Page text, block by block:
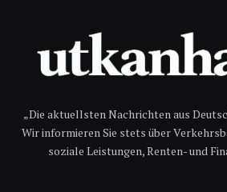
„Die aktuellsten Nachrichten aus
Wir informieren Sie stets über
soziale Leistungen, Renten- und